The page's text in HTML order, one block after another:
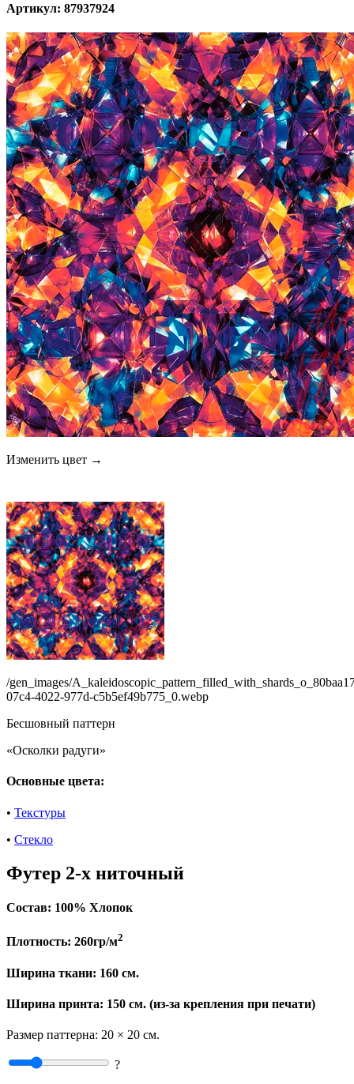
Артикул: 87937924
Изменить цвет →
/gen_images/
07c4-4022-977d-c5b5ef49b775_0.webp
Бесшовный паттерн
«Осколки радуги»
Основные цвета:
• Текстуры
• Стекло
Футер 2-х ниточный
Состав: 100% Хлопок
Плотность: 260гр/м2
Ширина ткани: 160 см.
Ширина принта: 150 см. (из-за крепления при печати)
Размер паттерна: 20 × 20 см.
?